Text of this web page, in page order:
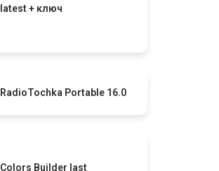
latest + ключ
RadioTochka Portable 16.0
Colors Builder last